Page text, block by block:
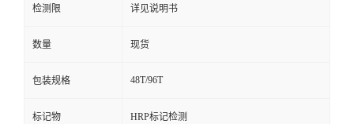
检测限 详见说明书
数量 现货
包装规格 48T/96T
标记物 HRP标记检测